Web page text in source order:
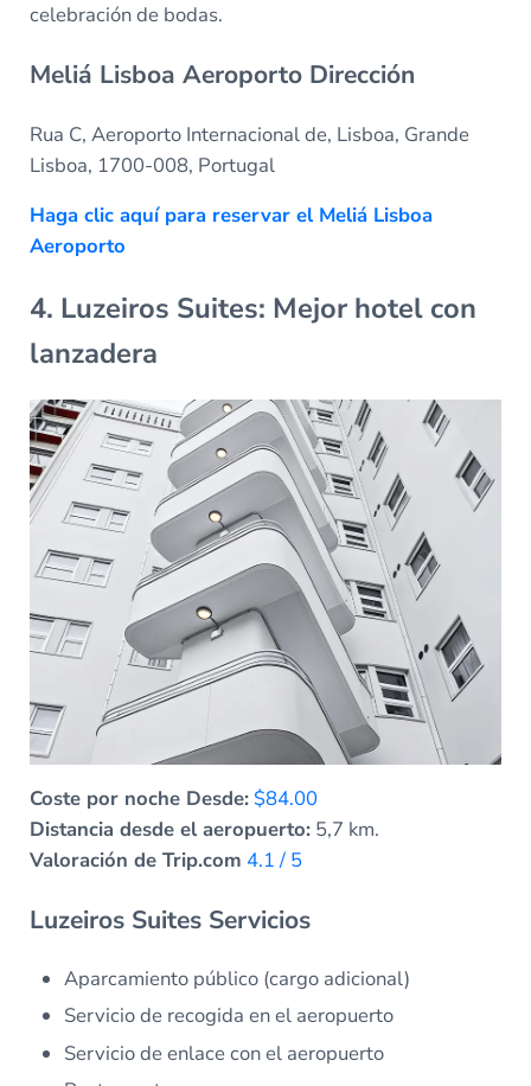
celebración de bodas.
Meliá Lisboa Aeroporto Dirección
Rua C, Aeroporto Internacional de, Lisboa, Grande
Lisboa, 1700-008, Portugal
Haga clic aquí para reservar el Meliá Lisboa
Aeroporto
4. Luzeiros Suites: Mejor hotel con
lanzadera
Coste por noche Desde: $84.00
Distancia desde el aeropuerto:5,7 km.
Valoración de Trip.com 4.1 / 5
Luzeiros Suites Servicios
Aparcamiento público (cargo adicional)
Servicio de recogida en el aeropuerto
Servicio de enlace con el aeropuerto